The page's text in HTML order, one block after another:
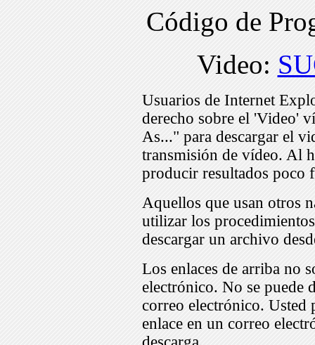
Código de
Video:
Usuarios de Internet
derecho sobre el 'Video'
As..." para descargar el
transmisión de vídeo. Al
producir resultados poco
Aquellos que usan otros
utilizar los
descargar un archivo
Los enlaces de arriba no
electrónico. No se puede
correo electrónico. Usted
enlace en un correo